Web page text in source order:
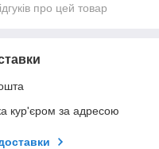
про цей товар
кур'єром за адресою